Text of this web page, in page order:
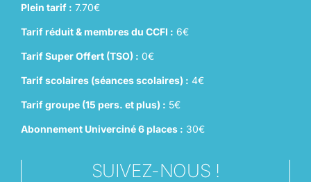
Plein tarif : 7.70€
Tarif réduit & membres du CCFI : 6€
Tarif Super Offert (TSO) : 0€
Tarif scolaires (séances scolaires) : 4€
Tarif groupe (15 pers. et plus) : 5€
Abonnement Univerciné 6 places : 30€
SUIVEZ-NOUS !